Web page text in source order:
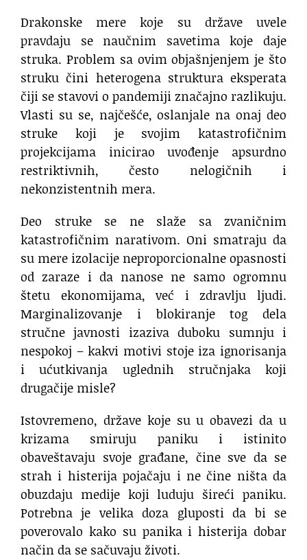
Drakonske mere koje su države uvele
pravdaju se naučnim savetima koje daje
struka. Problem sa ovim objašnjenjem je što
struku čini heterogena struktura eksperata
čiji se stavovi o pandemiji značajno razlikuju.
Vlasti su se, najčešće, oslanjale na onaj deo
struke koji je svojim katastrofičnim
projekcijama inicirao uvođenje apsurdno
restriktivnih, često nelogičnih i
nekonzistentnih mera.
Deo struke se ne slaže sa zvaničnim
katastrofičnim narativom. Oni smatraju da
su mere izolacije neproporcionalne opasnosti
od zaraze i da nanose ne samo ogromnu
štetu ekonomijama, već i zdravlju ljudi.
Marginalizovanje i blokiranje tog dela
stručne javnosti izaziva duboku sumnju i
nespokoj – kakvi motivi stoje iza ignorisanja
i ućutkivanja uglednih stručnjaka koji
drugačije misle?
Istovremeno, države koje su u obavezi da u
krizama smiruju paniku i istinito
obaveštavaju svoje građane, čine sve da se
strah i histerija pojačaju i ne čine ništa da
obuzdaju medije koji luduju šireći paniku.
Potrebna je velika doza gluposti da bi se
poverovalo kako su panika i histerija dobar
način da se sačuvaju životi.